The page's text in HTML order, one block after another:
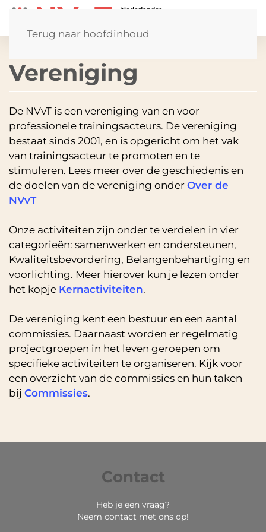
Terug naar hoofdinhoud
Vereniging
De NVvT is een vereniging van en voor
professionele trainingsacteurs. De vereniging
bestaat sinds 2001, en is opgericht om het vak
van trainingsacteur te promoten en te
stimuleren. Lees meer over de geschiedenis en
de doelen van de vereniging onder Over de
NVvT
Onze activiteiten zijn onder te verdelen in vier
categorieën: samenwerken en ondersteunen,
Kwaliteits­bevordering, Belangen­behartiging en
voorlichting. Meer hierover kun je lezen onder
het kopje Kernactiviteiten.
De vereniging kent een bestuur en een aantal
commissies. Daarnaast worden er regelmatig
projectgroepen in het leven geroepen om
specifieke activiteiten te organiseren. Kijk voor
een overzicht van de commissies en hun taken
bij Commissies.
Contact
Heb je een vraag?
Neem contact met ons op!